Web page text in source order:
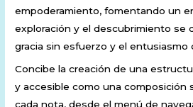
empoderamiento, fomentando un
exploración y el descubrimiento se
gracia sin esfuerzo y el entusiasmo
Concibe la creación de una
y accesible como una composición
cada nota, desde el menú de